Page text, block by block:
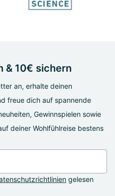
& 10€ sichern
an, erhalte deinen
freue dich auf spannende
Gewinnspielen sowie
deiner Wohlfühlreise bestens
gelesen